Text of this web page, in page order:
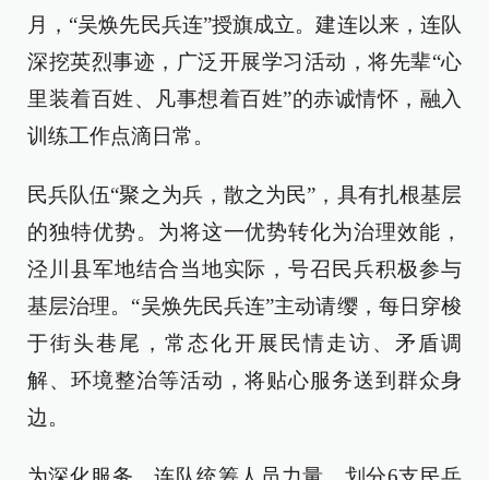
月，“吴焕先民兵连”授旗成立。建连以来，连队
深挖英烈事迹，广泛开展学习活动，将先辈“心
里装着百姓、凡事想着百姓”的赤诚情怀，融入
训练工作点滴日常。
民兵队伍“聚之为兵，散之为民”，具有扎根基层
的独特优势。为将这一优势转化为治理效能，
泾川县军地结合当地实际，号召民兵积极参与
基层治理。“吴焕先民兵连”主动请缨，每日穿梭
于街头巷尾，常态化开展民情走访、矛盾调
解、环境整治等活动，将贴心服务送到群众身
边。